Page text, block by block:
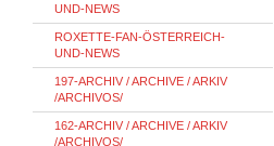
UND-NEWS
ROXETTE-FAN-ÖSTERREICH-
UND-NEWS
197-ARCHIV / ARCHIVE / ARKIV
/ARCHIVOS/
162-ARCHIV / ARCHIVE / ARKIV
/ARCHIVOS/